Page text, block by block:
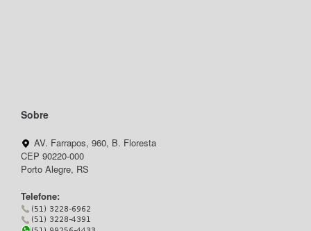
Sobre
AV. Farrapos, 960, B. Floresta
CEP 90220-000
Porto Alegre, RS
Telefone: